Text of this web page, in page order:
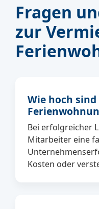
Fragen
zur
Wie hoch
Bei erfolgreicher
Mitarbeiter eine
Kosten oder